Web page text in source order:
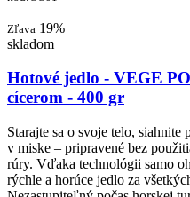
Zľava 19%
skladom
Hotové jedlo - VEGE
cícerom - 400 gr
Starajte sa o svoje telo,
v miske – pripravené bez
rúry. Vďaka technológii samo
rýchle a horúce jedlo za